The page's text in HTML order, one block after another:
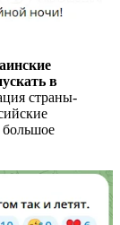
в
страны-
большое